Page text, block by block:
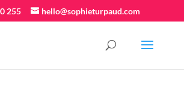
255 hello@sophieturpaud.com